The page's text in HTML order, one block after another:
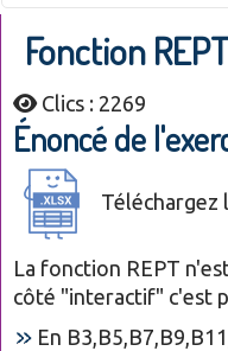
Fonction REPT
Clics : 2269
Énoncé de
La fonction REPT
côté "interactif" c'est
En